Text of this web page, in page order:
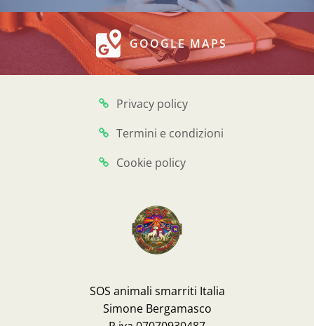
GOOGLE MAPS
SOS animali smarriti Italia
Simone Bergamasco
Privacy policy
Termini e condizioni
Cookie policy